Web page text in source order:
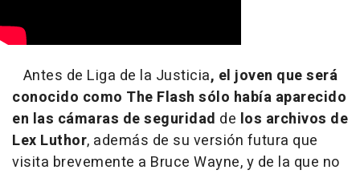
Antes de Liga de la Justicia, el joven que será
conocido como The Flash sólo había aparecido
en las cámaras de seguridad de los archivos de
Lex Luthor, además de su versión futura que
visita brevemente a Bruce Wayne, y de la que no